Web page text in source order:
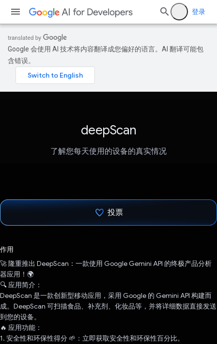
登录
Google 会使用 AI 技术将内容翻译成您偏好的语言。AI 翻译可能包
含错误。
deepScan
了解您每天使用的设备的真实情况
投票
作用
🚀 隆重推出 DeepScan：一款使用 Google Gemini API 的终极产品分析
器应用！🌍
🔍 应用简介：
DeepScan 是一款创新型移动应用，采用 Google 的 Gemini API 构建而
成。DeepScan 可扫描食品、补充剂、化妆品等，并将详细数据直接发送
到您的设备。
🔥 应用功能：
1. 安全性和环保性得分 🌱：立即获取安全性和环保性百分比。